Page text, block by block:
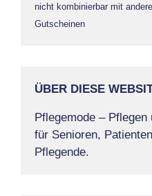
nicht kombinierbar mit
Gutscheinen
ÜBER DIESE
Pflegemode –
für Senioren,
Pflegende.